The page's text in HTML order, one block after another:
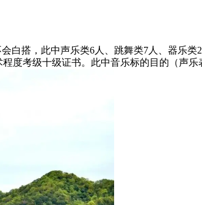
白搭，此中声乐类6人、跳舞类7人、器乐
度考级十级证书。此中音乐标的目的（声